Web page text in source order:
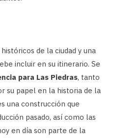
de la ciudad y una
incluir en su itinerario. Se
para Las Piedras, tanto
su papel en la historia de la
una construcción que
pasado, así como las
en día son parte de la